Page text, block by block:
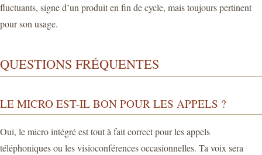
fluctuants, signe d’un produit en fin de cycle, mais toujours pertinent
pour son usage.
QUESTIONS FRÉQUENTES
LE MICRO EST-IL BON POUR LES APPELS ?
Oui, le micro intégré est tout à fait correct pour les appels
téléphoniques ou les visioconférences occasionnelles. Ta voix sera